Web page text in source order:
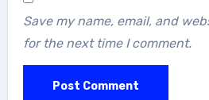
Save my name, email, and
for the next time I comment.